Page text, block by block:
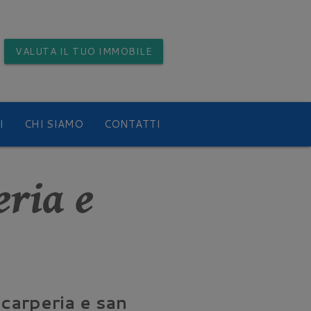
VALUTA IL TUO IMMOBILE
CHI SIAMO CONTATTI
e
e san